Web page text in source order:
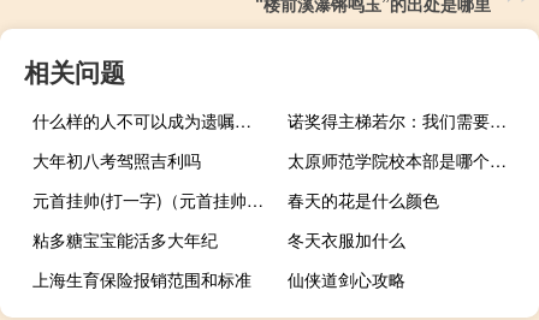
相关问题
什么样的人不可以成为遗嘱见证人
诺奖得主梯若尔：我们需要大量的颠覆性创新
大年初八考驾照吉利吗
太原师范学院校本部是哪个校区
元首挂帅(打一字)（元首挂帅打一字）
春天的花是什么颜色
粘多糖宝宝能活多大年纪
冬天衣服加什么
上海生育保险报销范围和标准
仙侠道剑心攻略